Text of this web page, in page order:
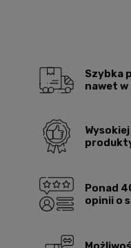
Szybka
nawet w
Ponad
opinii o